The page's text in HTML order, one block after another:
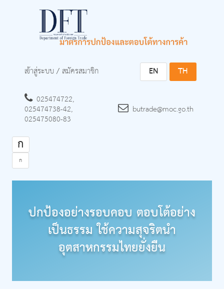
เข้าสู่ระบบ/สมัครสมาชิก EN TH
025474722,
025474738-42,
025475080-83
butrade@moc.go.th
ก
ก
ปกป้องอย่างรอบคอบ ตอบโต้อย่าง
เป็นธรรม ใช้ความสุจริตนำ
อุตสาหกรรมไทยยั่งยืน